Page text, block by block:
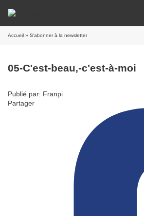
Accueil » S'abonner à la newsletter
05-C'est-beau,-c'est-à-moi
Publié par: Franpi
Partager